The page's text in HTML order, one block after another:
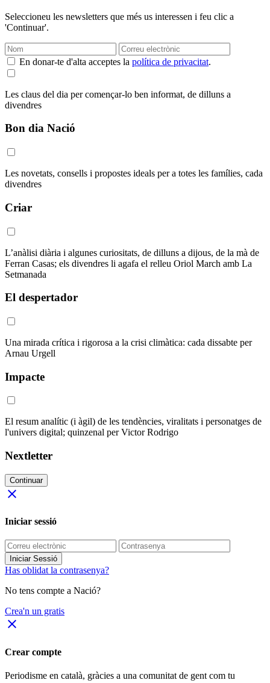
Seleccioneu les newsletters que més us interessen i feu clic a
'Continuar'.
En donar-te d'alta acceptes la política de privacitat.
Les claus del dia per començar-lo ben informat, de dilluns a
divendres
Bon dia Nació
Les novetats, consells i propostes ideals per a totes les famílies, cada
divendres
Criar
L’anàlisi diària i algunes curiositats, de dilluns a dijous, de la mà de
Ferran Casas; els divendres li agafa el relleu Oriol March amb La
Setmanada
El despertador
Una mirada crítica i rigorosa a la crisi climàtica: cada dissabte per
Arnau Urgell
Impacte
El resum analític (i àgil) de les tendències, viralitats i personatges de
l'univers digital; quinzenal per Victor Rodrigo
Nextletter
Continuar
close
Iniciar sessió
Iniciar Sessió
Has oblidat la contrasenya?
No tens compte a Nació?
Crea'n un gratis
close
Crear compte
Periodisme en català, gràcies a una comunitat de gent com tu